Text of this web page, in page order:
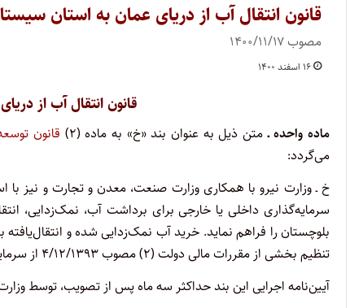
قانون انتقال آب از دریای عمان به استان
مصوب ۱۴۰۰/۱۱/۱۷
۱۶ اسفند ۱۴۰۰
قانون انتقال آب از
ماده واحده ـمتن ذیل به عنوان بند «خ» به ماده (۲) قانون
می‌گردد:
خ ـ وزارت نیرو با همکاری وزارت صنعت، معدن و تجارت و نیز
سرمایه‌گذاری داخلی یا خارجی برای برداشت آب، نمک‌زدایی،
تنظیم بخشی از مقررات مالی دولت (۲) مصوب ۴/۱۲/۱۳۹۳ از سرمایه‌گذار تضمین می‌گردد.
آیین‌نامه اجرایی این بند حداکثر سه ماه پس از تصویب، توسط